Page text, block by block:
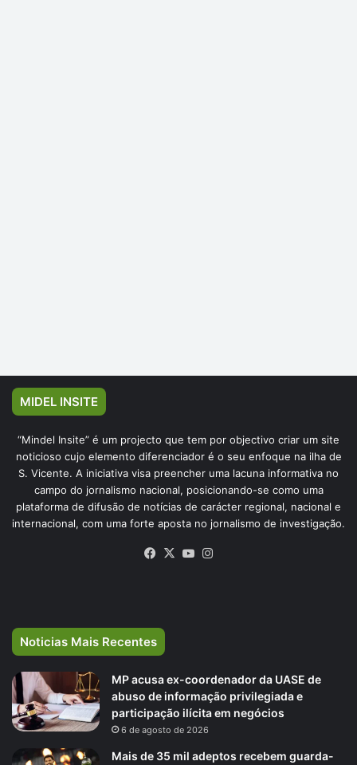
MIDEL INSITE
“Mindel Insite” é um projecto que tem por objectivo criar um site
noticioso cujo elemento diferenciador é o seu enfoque na ilha de
S. Vicente. A iniciativa visa preencher uma lacuna informativa no
campo do jornalismo nacional, posicionando-se como uma
plataforma de difusão de notícias de carácter regional, nacional e
internacional, com uma forte aposta no jornalismo de investigação.
Facebook
X YouTube
Noticias Mais Recentes
MP acusa ex-coordenador da UASE de
abuso de informação privilegiada e
participação ilícita em negócios
6 de agosto de 2026
Mais de 35 mil adeptos recebem guarda-